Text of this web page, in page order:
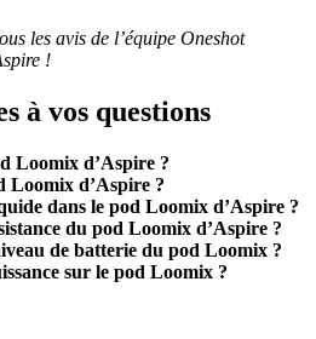
les avis de l’équipe Oneshot
!
à vos questions
Loomix d’Aspire ?
Loomix d’Aspire ?
dans le pod Loomix d’Aspire ?
du pod Loomix d’Aspire ?
de batterie du pod Loomix ?
sur le pod Loomix ?